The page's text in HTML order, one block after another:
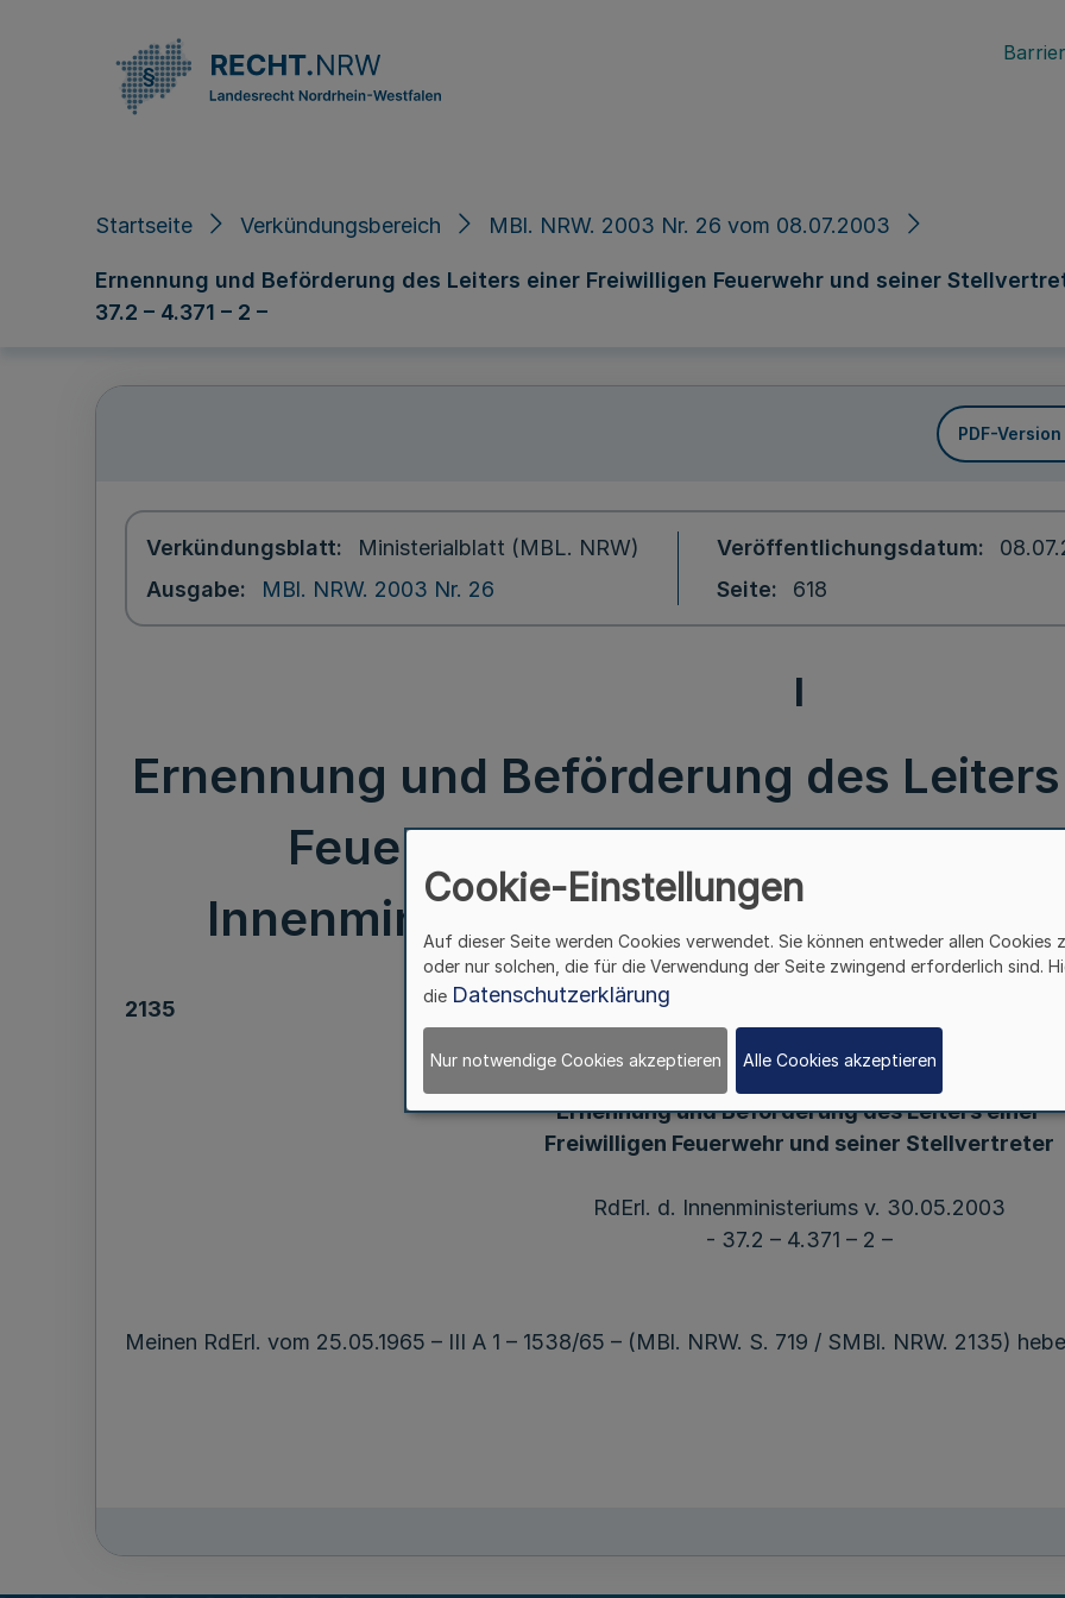
Startseite Verkündungsbereich MBl. NRW. 2003 Nr. 26 vom 08.07.2003
Ernennung und Beförderung des Leiters einer Freiwilligen Feuerwehr und seiner
37.2 – 4.371 – 2 –
PDF-
Verkündungsblatt
Ministerialblatt (MBL. NRW)
Ausgabe
MBl. NRW. 2003 Nr. 26
Veröffentlichungsdatum
Seite
618
I
Ernennung und Beförderung des
Feuerwehr und seiner
Innenministeriums v. 30.05.2003 -
2135
Ernennung und Beförderung des Leiters einer
Freiwilligen Feuerwehr und seiner Stellvertreter
RdErl. d. Innenministeriums v. 30.05.2003
- 37.2 – 4.371 – 2 –
Meinen RdErl. vom 25.05.1965 – III A 1 – 1538/65 – (MBl. NRW. S. 719 / SMBl. NRW. 2135)
Cookie-Einstellungen
Auf dieser Seite werden Cookies verwendet. Sie können entweder allen Cookies
oder nur solchen, die für die Verwendung der Seite zwingend erforderlich sind.
die Datenschutzerklärung
Nur notwendige Cookies akzeptieren Alle Cookies akzeptieren